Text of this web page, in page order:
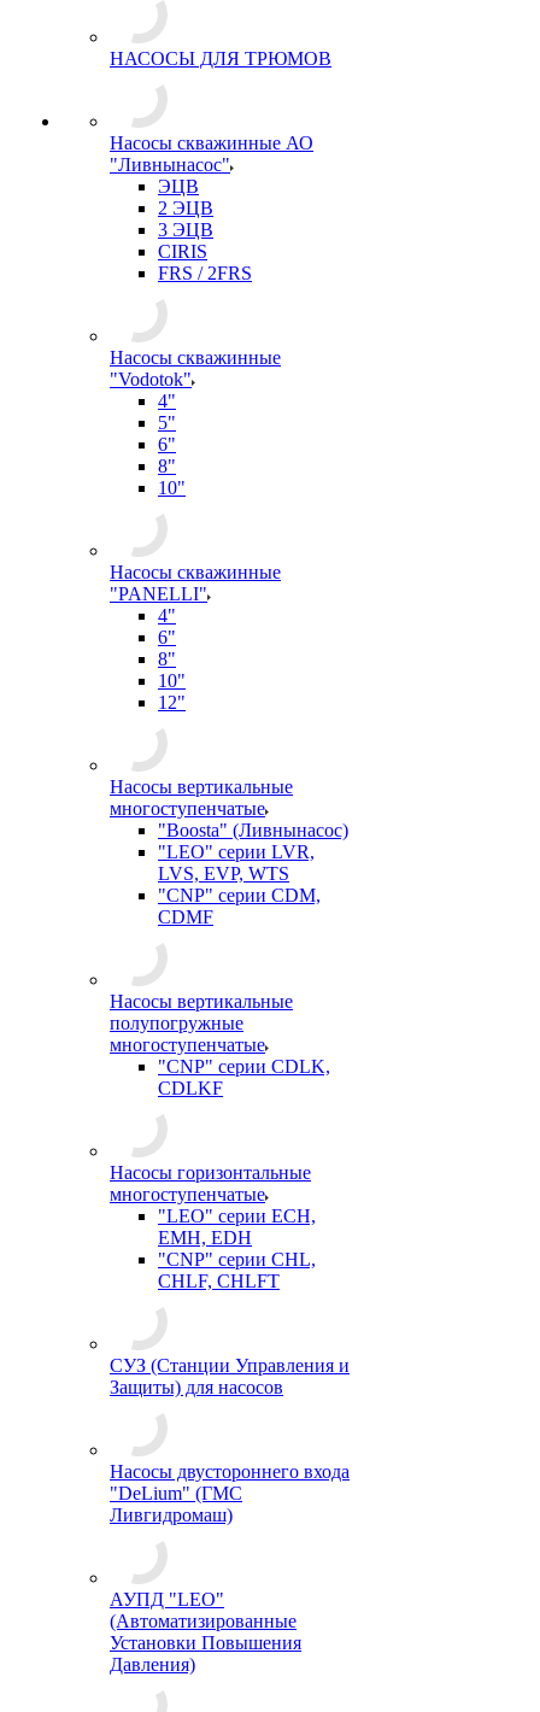
НАСОСЫ ДЛЯ ТРЮМОВ
Насосы скважинные АО
"Ливнынасос"
ЭЦВ
2 ЭЦВ
3 ЭЦВ
CIRIS
FRS / 2FRS
Насосы скважинные
"Vodotok"
4"
5"
6"
8"
10"
Насосы скважинные
"PANELLI"
4"
6"
8"
10"
12"
Насосы вертикальные
многоступенчатые
"Boosta" (Ливнынасос)
"LEO" серии LVR,
LVS, EVP, WTS
"CNP" серии CDM,
CDMF
Насосы вертикальные
полупогружные
многоступенчатые
"CNP" серии CDLK,
CDLKF
Насосы горизонтальные
многоступенчатые
"LEO" серии ECH,
EMH, EDH
"CNP" серии CHL,
CHLF, CHLFT
СУЗ (Станции Управления и
Защиты) для насосов
Насосы двустороннего входа
"DeLium" (ГМС
Ливгидромаш)
АУПД "LEO"
(Автоматизированные
Установки Повышения
Давления)